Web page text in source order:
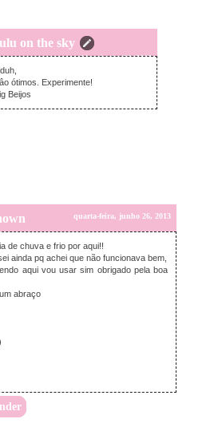
on the sky
quarta-feira, junho 26, 2013
ótimos. Experimente!
Beijos
quarta-feira, junho 26, 2013
de chuva e frio por aqui!!
ainda pq achei que não funcionava bem,
aqui vou usar sim obrigado pela boa
abraço